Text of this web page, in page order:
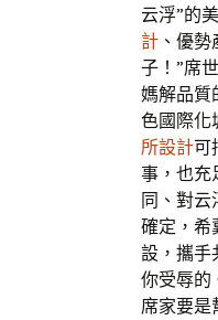
云浮”的
計 、優
子！”席
媽解品質
色國際化
所設計可
事，也充
同、對云
確定，希
設，攜手
你受辱的
席家要是